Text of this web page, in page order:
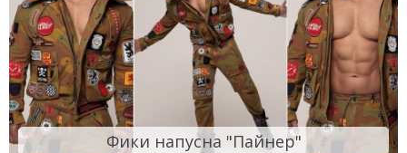
Фики напусна "Пайнер"